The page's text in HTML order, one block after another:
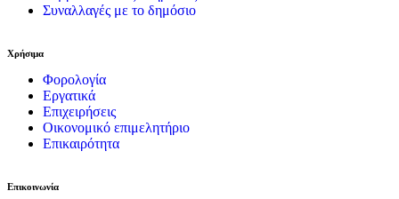
Συναλλαγές με το δημόσιο
Χρήσιμα
Φορολογία
Εργατικά
Επιχειρήσεις
Οικονομικό επιμελητήριο
Επικαιρότητα
Επικοινωνία